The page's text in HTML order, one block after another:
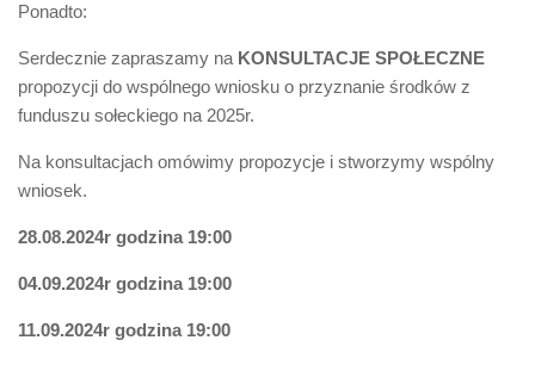
Ponadto:
Serdecznie zapraszamy na KONSULTACJE SPOŁECZNE
propozycji do wspólnego wniosku o przyznanie środków z
funduszu sołeckiego na 2025r.
Na konsultacjach omówimy propozycje i stworzymy wspólny
wniosek.
28.08.2024r godzina 19:00
04.09.2024r godzina 19:00
11.09.2024r godzina 19:00